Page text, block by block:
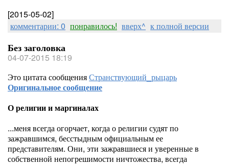
[2015-05-02]
комментарии: 0 понравилось! вверх^ к полной версии
Без заголовка
04-07-2015 18:19
Это цитата сообщенияСтранствующий_рыцарь
Оригинальное сообщение
О религии и маргиналах
...меня всегда огорчает, когда о религии судят по
зажравшимся, бесстыдным официальным ее
представителям. Они, эти зажравшиеся и уверенные в
собственной непогрешимости ничтожества, всегда